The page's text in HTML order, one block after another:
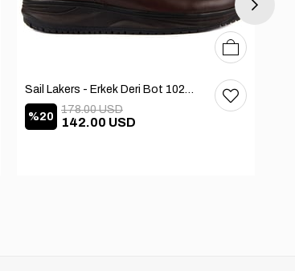
Sail Lakers - Erkek Deri Bot 102-2868-65390
%20 142.00 USD
178.00 USD
4142